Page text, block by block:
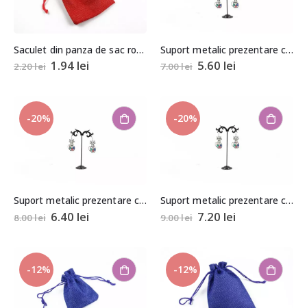
Saculet din panza de sac rosu aprox. 9,5×13,5cm
2.20lei 1.94 lei
Suport metalic prezentare cercei
7.00lei 5.60 lei
-20%
Suport metalic prezentare cercei
8.00lei 6.40 lei
-20%
Suport metalic prezentare cercei
9.00lei 7.20 lei
-12% -12%